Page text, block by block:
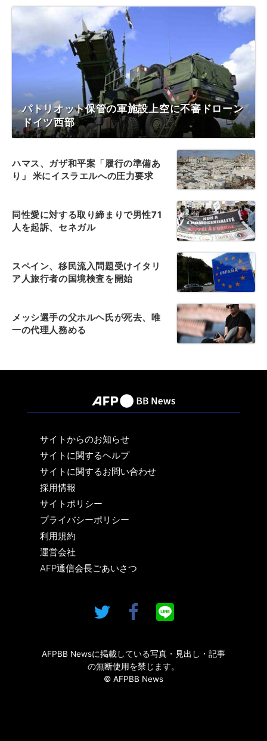
パトリオット保管の軍施設上空に不審ドローン
ドイツ西部
ハマス、ガザ和平案「履行の準備あ
り」 米にイスラエルへの圧力要求
同性愛に対する取り締まりで男性71
人を起訴、セネガル
スペイン、移民流入問題受けイタリ
ア人旅行者の国境検査を開始
メッシ選手の父ホルヘ氏が死去、唯
一の代理人務める
サイトからのお知らせ
サイトに関するヘルプ
サイトに関するお問い合わせ
採用情報
サイトポリシー
プライバシーポリシー
利用規約
運営会社
AFP通信会長ごあいさつ
AFPBB Newsに掲載している写真・見出し・記事
の無断使用を禁じます。
© AFPBB News